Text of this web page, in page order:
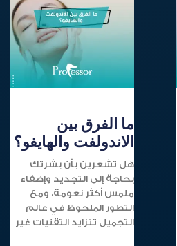
ما الفرق بين
الاندولفت والهايفو؟
هل تشعرين بأن بشرتك
بحاجة إلى التجديد وإضفاء
ملمس أكثر نعومة، ومع
التطور الملحوظ في عالم
التجميل تتزايد التقنيات غير